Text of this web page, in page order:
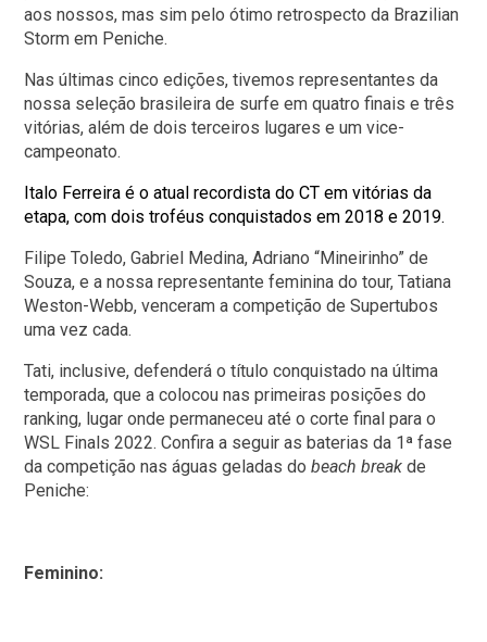
aos nossos, mas sim pelo ótimo retrospecto da Brazilian
Storm em Peniche.
Nas últimas cinco edições, tivemos representantes da
nossa seleção brasileira de surfe em quatro finais e três
vitórias, além de dois terceiros lugares e um vice-
campeonato.
Italo Ferreira é o atual recordista do CT em vitórias da
etapa, com dois troféus conquistados em 2018 e 2019.
Filipe Toledo, Gabriel Medina, Adriano “Mineirinho” de
Souza, e a nossa representante feminina do tour, Tatiana
Weston-Webb, venceram a competição de Supertubos
uma vez cada.
Tati, inclusive, defenderá o título conquistado na última
temporada, que a colocou nas primeiras posições do
ranking, lugar onde permaneceu até o corte final para o
WSL Finals 2022. Confira a seguir as baterias da 1ª fase
da competição nas águas geladas dobeach break de
Peniche:
Feminino: